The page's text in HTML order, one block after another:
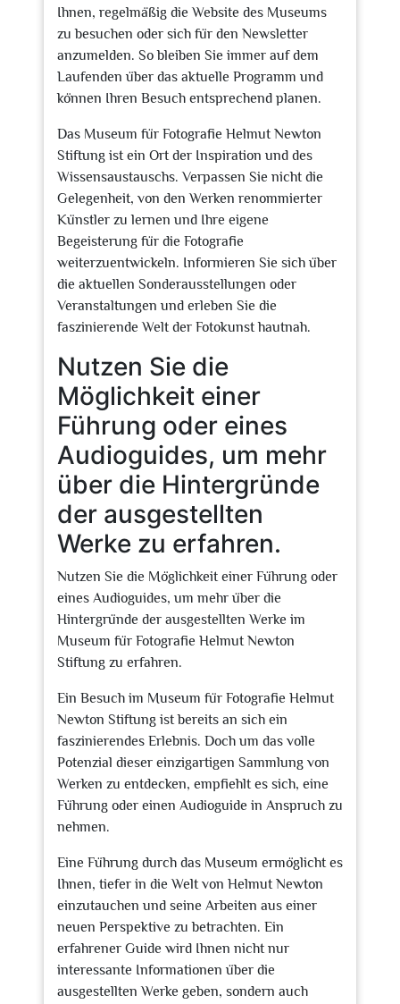
Ihnen, regelmäßig die Website des Museums
zu besuchen oder sich für den Newsletter
anzumelden. So bleiben Sie immer auf dem
Laufenden über das aktuelle Programm und
können Ihren Besuch entsprechend planen.
Das Museum für Fotografie Helmut Newton
Stiftung ist ein Ort der Inspiration und des
Wissensaustauschs. Verpassen Sie nicht die
Gelegenheit, von den Werken renommierter
Künstler zu lernen und Ihre eigene
Begeisterung für die Fotografie
weiterzuentwickeln. Informieren Sie sich über
die aktuellen Sonderausstellungen oder
Veranstaltungen und erleben Sie die
faszinierende Welt der Fotokunst hautnah.
Nutzen Sie die
Möglichkeit einer
Führung oder eines
Audioguides, um mehr
über die Hintergründe
der ausgestellten
Werke zu erfahren.
Nutzen Sie die Möglichkeit einer Führung oder
eines Audioguides, um mehr über die
Hintergründe der ausgestellten Werke im
Museum für Fotografie Helmut Newton
Stiftung zu erfahren.
Ein Besuch im Museum für Fotografie Helmut
Newton Stiftung ist bereits an sich ein
faszinierendes Erlebnis. Doch um das volle
Potenzial dieser einzigartigen Sammlung von
Werken zu entdecken, empfiehlt es sich, eine
Führung oder einen Audioguide in Anspruch zu
nehmen.
Eine Führung durch das Museum ermöglicht es
Ihnen, tiefer in die Welt von Helmut Newton
einzutauchen und seine Arbeiten aus einer
neuen Perspektive zu betrachten. Ein
erfahrener Guide wird Ihnen nicht nur
interessante Informationen über die
ausgestellten Werke geben, sondern auch